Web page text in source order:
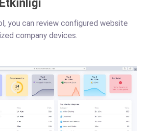
you can review configured website
company devices.